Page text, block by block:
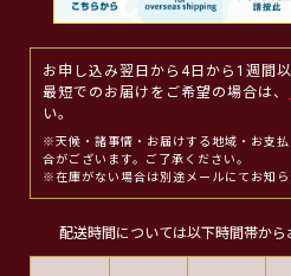
お申し込み翌日から4日から1週間
最短でのお届けをご希望の場合は、
い。
※天候・諸事情・お届けする地域・お支
合がございます。ご了承ください。
※在庫がない場合は別途メールにてお知ら
配送時間については以下時間帯から